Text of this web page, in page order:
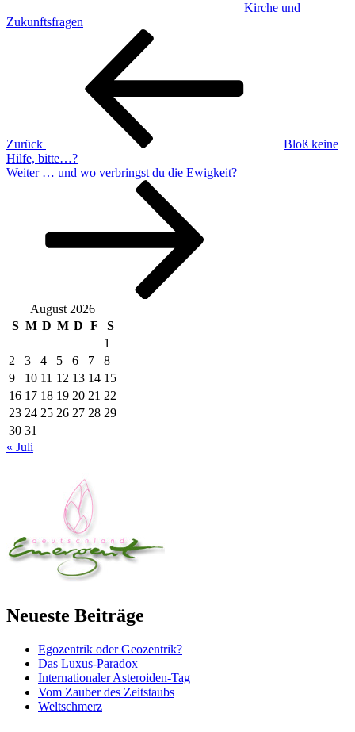
Kirche und
Zukunftsfragen
Beitragsnavigation
Zurück
Bloß keine
Hilfe, bitte…?
Nächster
Weiter … und wo verbringst du die Ewigkeit?
August 2026
S M D M D F
S
1
2
3 4 5 6 7
8
9
10 11 12 13 14 15
16 17 18 19 20 21 22
23 24 25 26 27 28 29
30 31
« Juli
Neueste Beiträge
Egozentrik oder Geozentrik?
Das Luxus-Paradox
Internationaler Asteroiden-Tag
Vom Zauber des Zeitstaubs
Weltschmerz